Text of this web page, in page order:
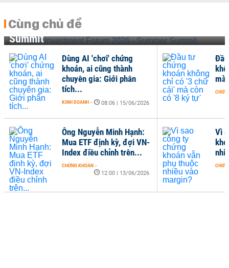
Cùng chủ đề
Vietnam Investment Forum 2026 - Summer
Summit
Vì
Dùng AI 'chơi' chứng
khoán, ai cũng thành
chuyên gia: Giới phân
tích...
KINH DOANH - 08:06 | 15/06/2026
Ông Nguyễn Minh Hạnh:
Mua ETF định kỳ, đợi VN-
Index điều chỉnh trên...
CHỨNG KHOÁN -
12:00 | 13/06/2026
mà